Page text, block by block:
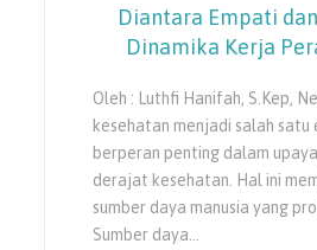
Diantara Empati
Dinamika Kerja
Oleh : Luthfi Hanifah, S.Kep,
kesehatan menjadi salah satu
berperan penting dalam
derajat kesehatan. Hal ini
sumber daya manusia yang
Sumber daya…